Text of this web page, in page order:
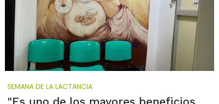
SEMANA DE LA LACTANCIA